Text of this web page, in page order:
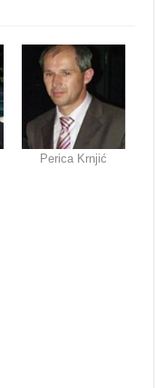
Perica Krnjić